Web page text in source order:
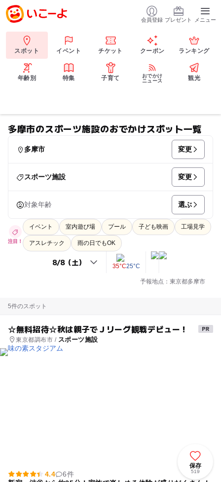
会員登録 プレゼント メニュー
スポット イベント チケット クーポン ランキング
年齢別 特集 子育て
おでかけ
ニュース
観光
多摩市のスポーツ施設のおでかけスポット一覧
多摩市 変更
スポーツ施設 変更
対象年齢 選ぶ
注目！
イベント 室内遊び場 プール 子ども映画 工場見学
アスレチック 雨の日でもOK
35°C25°C
予報地点：東京都多摩市
5件のスポット
☆無料招待☆秋は親子でＪリーグ観戦デビュー！
東京都調布市 / スポーツ施設
保存
519
4.4
6件